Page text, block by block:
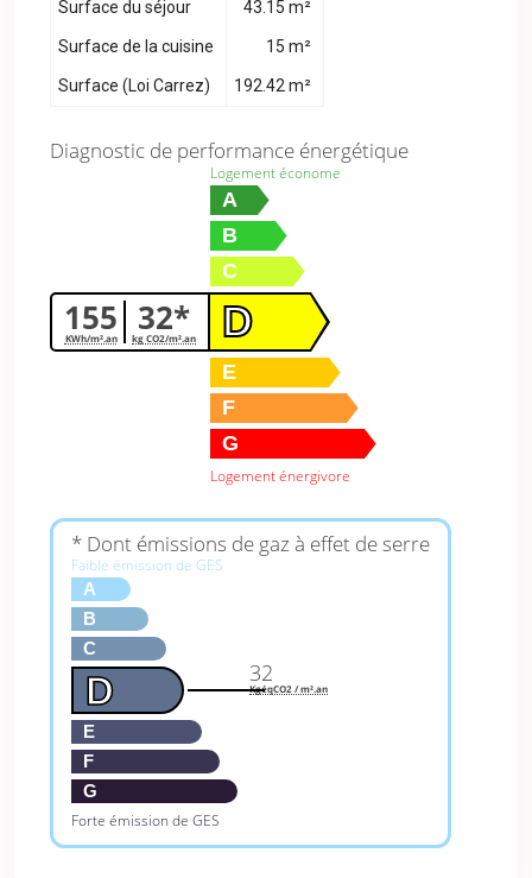
Surface du séjour 43.15 m²
Surface de la cuisine 15 m²
Surface (Loi Carrez) 192.42 m²
Diagnostic de performance énergétique
155
KWh/m².an 32*
kg CO2/m².an
Logement économe
A
B
C
D
E
F
G
Logement énergivore
* Dont émissions de gaz à effet de serre
Faible émission de GES
A
B
C
D
E
F
G
Forte émission de GES
32
KgéqCO2 / m².an